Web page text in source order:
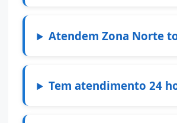
Atendem Zona Norte
Tem atendimento 24